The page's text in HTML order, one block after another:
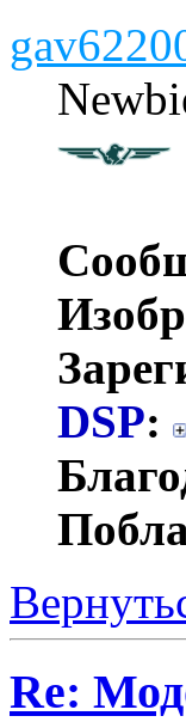
DSP:
Re: